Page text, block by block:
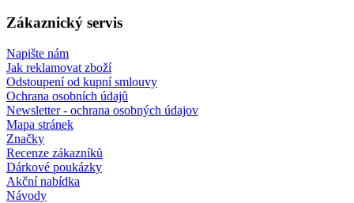
Zákaznický servis
Napište nám
Jak reklamovat zboží
Odstoupení od kupní smlouvy
Ochrana osobních údajů
Newsletter - ochrana osobných údajov
Mapa stránek
Značky
Recenze zákazníků
Dárkové poukázky
Akční nabídka
Návody